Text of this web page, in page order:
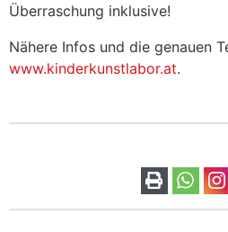
Überraschung inklusive!
Nähere Infos und die genauen
www.kinderkunstlabor.at.